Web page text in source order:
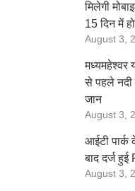
मिलेगी
15 दिन में
August 3,
मध्यमहेश्वर
से पहले नदी
जान
August 3,
आईटी पार्क
बाद दर्ज
August 3,